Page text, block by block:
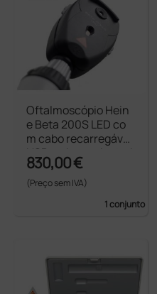
Oftalmoscópio Hein
e Beta 200S LED co
m cabo recarregável
USB, cabo e adaptad
or
830,00 €
(Preço sem IVA)
1 conjunto